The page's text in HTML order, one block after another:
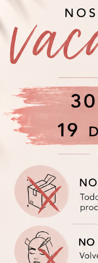
Alcohol,
Myristate, Talc,
Methylparaben,
77891 (Titanium
CI 77492, CI 77499
Greens), CI 77289
(Bismuth Oxychloride), CI
CI 77742